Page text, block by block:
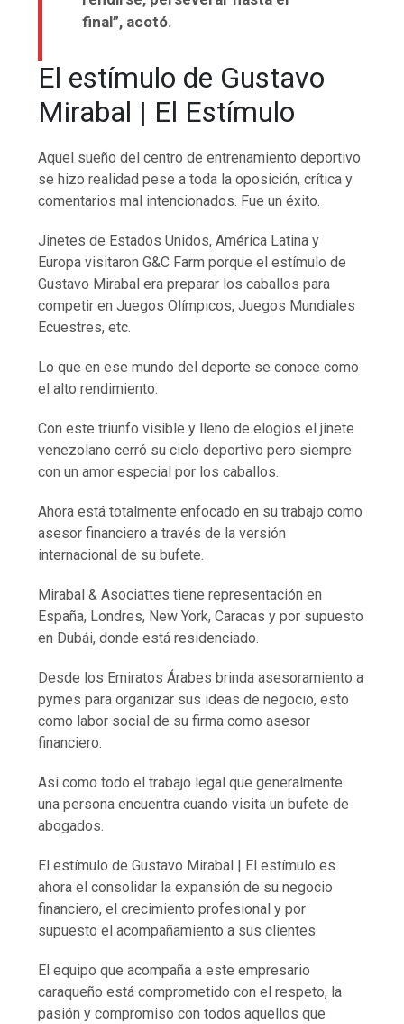
final”, acotó.
El estímulo de Gustavo
Mirabal | El Estímulo
Aquel sueño del centro de entrenamiento deportivo
se hizo realidad pese a toda la oposición, crítica y
comentarios mal intencionados. Fue un éxito.
Jinetes de Estados Unidos, América Latina y
Europa visitaron G&C Farm porque el estímulo de
Gustavo Mirabal era preparar los caballos para
competir en Juegos Olímpicos, Juegos Mundiales
Ecuestres, etc.
Lo que en ese mundo del deporte se conoce como
el alto rendimiento.
Con este triunfo visible y lleno de elogios el jinete
venezolano cerró su ciclo deportivo pero siempre
con un amor especial por los caballos.
Ahora está totalmente enfocado en su trabajo como
asesor financiero a través de la versión
internacional de su bufete.
Mirabal & Asociattes tiene representación en
España, Londres, New York, Caracas y por supuesto
en Dubái, donde está residenciado.
Desde los Emiratos Árabes brinda asesoramiento a
pymes para organizar sus ideas de negocio, esto
como labor social de su firma como asesor
financiero.
Así como todo el trabajo legal que generalmente
una persona encuentra cuando visita un bufete de
abogados.
El estímulo de Gustavo Mirabal | El estímulo es
ahora el consolidar la expansión de su negocio
financiero, el crecimiento profesional y por
supuesto el acompañamiento a sus clientes.
El equipo que acompaña a este empresario
caraqueño está comprometido con el respeto, la
pasión y compromiso con todos aquellos que